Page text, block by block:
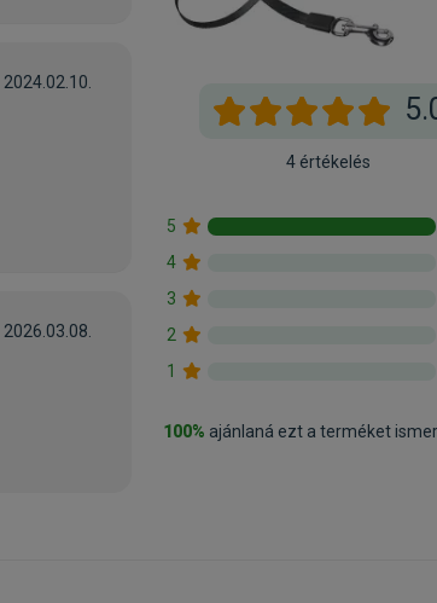
4 értékelés
5
4
3
2
1
100% ajánlaná ezt a terméket
2024.02.10.
2026.03.08.